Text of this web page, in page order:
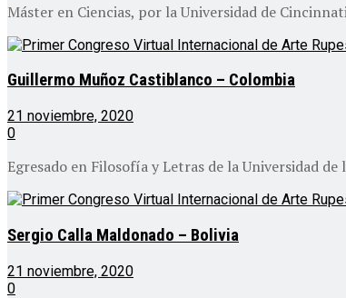
Máster en Ciencias, por la Universidad de
Guillermo Muñoz Castiblanco – Colombia
21 noviembre, 2020
0
Egresado en Filosofía y Letras de la Universidad
Sergio Calla Maldonado – Bolivia
21 noviembre, 2020
0